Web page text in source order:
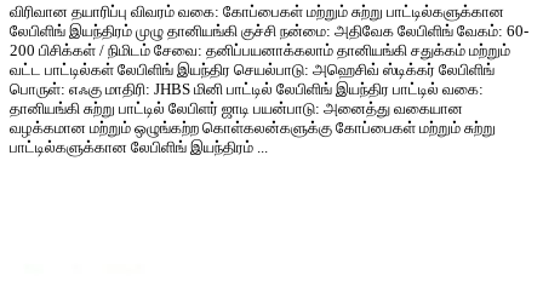
விரிவான தயாரிப்பு விவரம் வகை: கோப்பைகள் மற்றும் சுற்று பாட்டில்களுக்கான
லேபிளிங் இயந்திரம் முழு தானியங்கி குச்சி நன்மை: அதிவேக லேபிளிங் வேகம்: 60-
200 பிசிக்கள் / நிமிடம் சேவை: தனிப்பயனாக்கலாம் தானியங்கி சதுக்கம் மற்றும்
வட்ட பாட்டில்கள் லேபிளிங் இயந்திர செயல்பாடு: அஹெசிவ் ஸ்டிக்கர் லேபிளிங்
பொருள்: எஃகு மாதிரி: JHBS மினி பாட்டில் லேபிளிங் இயந்திர பாட்டில் வகை:
தானியங்கி சுற்று பாட்டில் லேபிளர் ஜாடி பயன்பாடு: அனைத்து வகையான
வழக்கமான மற்றும் ஒழுங்கற்ற கொள்கலன்களுக்கு கோப்பைகள் மற்றும் சுற்று
பாட்டில்களுக்கான லேபிளிங் இயந்திரம் ...